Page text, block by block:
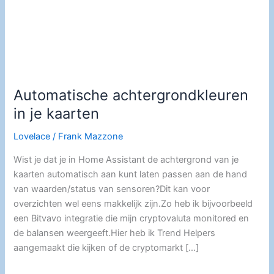
Automatische achtergrondkleuren
in je kaarten
Lovelace / Frank Mazzone
Wist je dat je in Home Assistant de achtergrond van je
kaarten automatisch aan kunt laten passen aan de hand
van waarden/status van sensoren?Dit kan voor
overzichten wel eens makkelijk zijn.Zo heb ik bijvoorbeeld
een Bitvavo integratie die mijn cryptovaluta monitored en
de balansen weergeeft.Hier heb ik Trend Helpers
aangemaakt die kijken of de cryptomarkt […]